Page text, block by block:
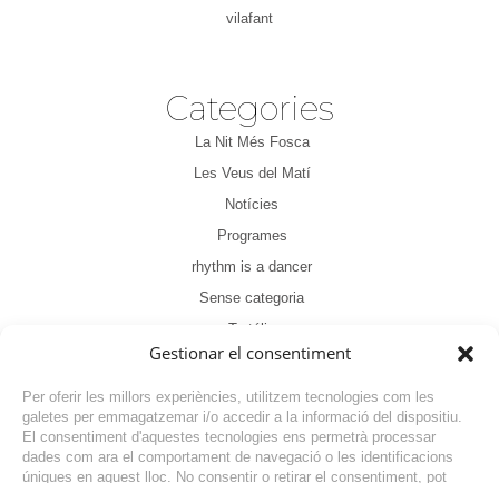
Gestionar el consentiment
Per oferir les millors experiències, utilitzem tecnologies com les
galetes per emmagatzemar i/o accedir a la informació del dispositiu.
El consentiment d'aquestes tecnologies ens permetrà processar
dades com ara el comportament de navegació o les identificacions
úniques en aquest lloc. No consentir o retirar el consentiment, pot
vilafant
Categories
La Nit Més Fosca
Les Veus del Matí
Notícies
Programes
rhythm is a dancer
Sense categoria
Tertúlia
NOTÍCIA ANTERIOR